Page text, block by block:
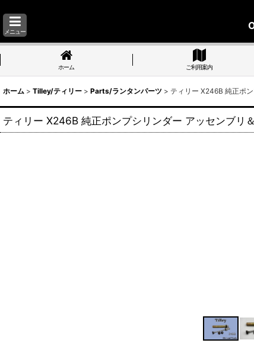
メニュー
ホーム ご利用案内
ホーム > Tilley/ティリー > Parts/ランタンパーツ > ティリー X246B 純正ポ
ティリー X246B 純正ポンプシリンダー アッセンブリ